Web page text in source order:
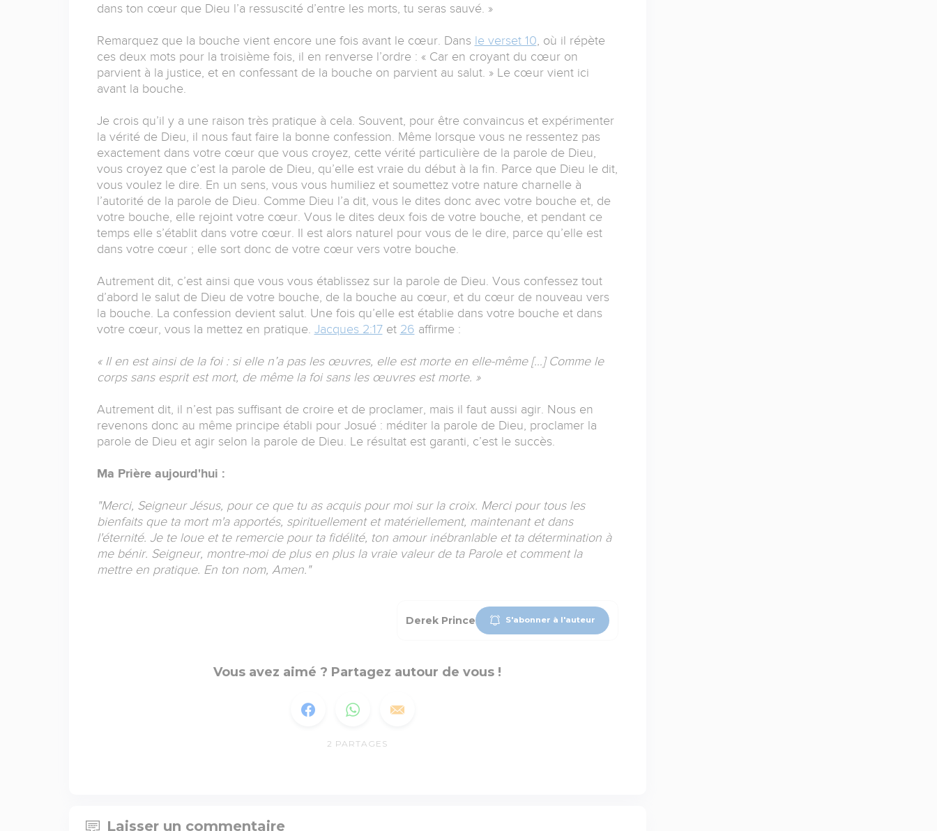
dans ton cœur que Dieu l’a ressuscité d’entre les morts, tu seras sauvé. »
Remarquez que la bouche vient encore une fois avant le cœur. Dans le verset 10 , où il répète
ces deux mots pour la troisième fois, il en renverse l’ordre : « Car en croyant du cœur on
parvient à la justice, et en confessant de la bouche on parvient au salut. » Le cœur vient ici
avant la bouche.
Je crois qu’il y a une raison très pratique à cela. Souvent, pour être convaincus et expérimenter
la vérité de Dieu, il nous faut faire la bonne confession. Même lorsque vous ne ressentez pas
exactement dans votre cœur que vous croyez, cette vérité particulière de la parole de Dieu,
vous croyez que c’est la parole de Dieu, qu’elle est vraie du début à la fin. Parce que Dieu le dit,
vous voulez le dire. En un sens, vous vous humiliez et soumettez votre nature charnelle à
l’autorité de la parole de Dieu. Comme Dieu l’a dit, vous le dites donc avec votre bouche et, de
votre bouche, elle rejoint votre cœur. Vous le dites deux fois de votre bouche, et pendant ce
temps elle s’établit dans votre cœur. Il est alors naturel pour vous de le dire, parce qu’elle est
dans votre cœur ; elle sort donc de votre cœur vers votre bouche.
Autrement dit, c’est ainsi que vous vous établissez sur la parole de Dieu. Vous confessez tout
d’abord le salut de Dieu de votre bouche, de la bouche au cœur, et du cœur de nouveau vers
la bouche. La confession devient salut. Une fois qu’elle est établie dans votre bouche et dans
votre cœur, vous la mettez en pratique. Jacques 2:17et 26 affirme :
« Il en est ainsi de la foi : si elle n’a pas les œuvres, elle est morte en elle-même […] Comme le
corps sans esprit est mort, de même la foi sans les œuvres est morte. »
Autrement dit, il n’est pas suffisant de croire et de proclamer, mais il faut aussi agir. Nous en
revenons donc au même principe établi pour Josué : méditer la parole de Dieu, proclamer la
parole de Dieu et agir selon la parole de Dieu. Le résultat est garanti, c’est le succès.
Ma Prière aujourd'hui :
"Merci, Seigneur Jésus, pour ce que tu as acquis pour moi sur la croix. Merci pour tous les
bienfaits que ta mort m'a apportés, spirituellement et matériellement, maintenant et dans
l'éternité. Je te loue et te remercie pour ta fidélité, ton amour inébranlable et ta détermination à
me bénir. Seigneur, montre-moi de plus en plus la vraie valeur de ta Parole et comment la
mettre en pratique. En ton nom, Amen. "
Derek Prince S'abonner à l'auteur
Vous avez aimé ? Partagez autour de vous !
2 PARTAGES
Laisser un commentaire